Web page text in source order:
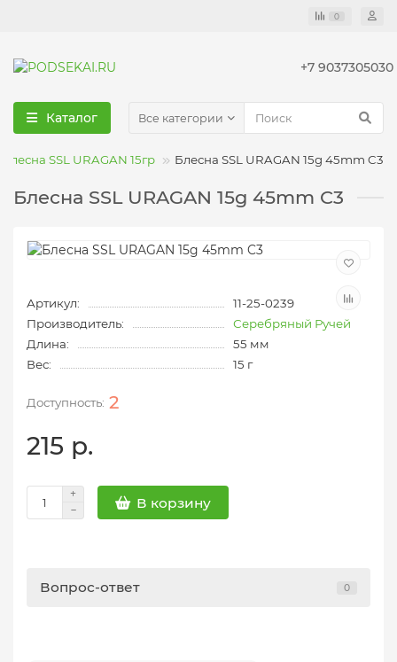
0
+7 9037305030
Каталог Все категории
Блесна SSL URAGAN 15гр Блесна SSL URAGAN 15g 45mm C3
Блесна SSL URAGAN 15g 45mm C3
Артикул:
11-25-0239
Производитель:
Серебряный Ручей
Длина:
55 мм
Вес:
15 г
2
215 р.
В корзину
Вопрос-ответ 0